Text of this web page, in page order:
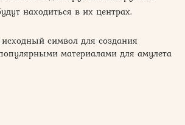
находиться в их центрах.
символ для создания
материалами для амулета